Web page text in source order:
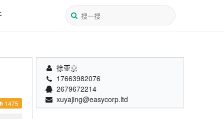
1475
徐亚京
17663982076
2679672214
xuyajing@easycorp.ltd